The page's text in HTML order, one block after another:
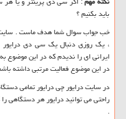
باید بکنیم ؟
خب جواب سوال شما هدف ماست .
، یک روزی دنبال یک سی دی درایور
ایرانی ای را ندیدم که در این
در این موضوع فعالیت مرتبی داشته
در سایت درایور چی درایور تمامی
راحتی می توانید درایور هر دستگاهی
.